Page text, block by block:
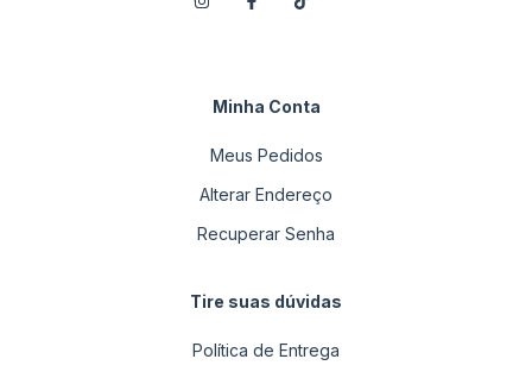
Minha Conta
Meus Pedidos
Alterar Endereço
Recuperar Senha
Tire suas dúvidas
Política de Entrega